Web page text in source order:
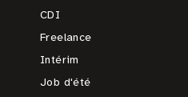
CDI
Freelance
Intérim
Job d'été